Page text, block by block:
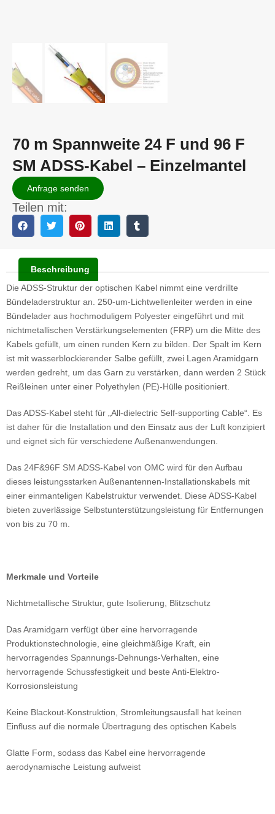
70 m Spannweite 24 F und 96 F
SM ADSS-Kabel – Einzelmantel
Anfrage senden
Teilen mit:
Beschreibung
Die ADSS-Struktur der optischen Kabel nimmt eine verdrillte
Bündeladerstruktur an. 250-um-Lichtwellenleiter werden in eine
Bündelader aus hochmoduligem Polyester eingeführt und mit
nichtmetallischen Verstärkungselementen (FRP) um die Mitte des
Kabels gefüllt, um einen runden Kern zu bilden. Der Spalt im Kern
ist mit wasserblockierender Salbe gefüllt, zwei Lagen Aramidgarn
werden gedreht, um das Garn zu verstärken, dann werden 2 Stück
Reißleinen unter einer Polyethylen (PE)-Hülle positioniert.
Das ADSS-Kabel steht für „All-dielectric Self-supporting Cable“. Es
ist daher für die Installation und den Einsatz aus der Luft konzipiert
und eignet sich für verschiedene Außenanwendungen.
Das 24F&96F SM ADSS-Kabel von OMC wird für den Aufbau
dieses leistungsstarken Außenantennen-Installationskabels mit
einer einmanteligen Kabelstruktur verwendet. Diese ADSS-Kabel
bieten zuverlässige Selbstunterstützungsleistung für Entfernungen
von bis zu 70 m.
Merkmale und Vorteile
Nichtmetallische Struktur, gute Isolierung, Blitzschutz
Das Aramidgarn verfügt über eine hervorragende
Produktionstechnologie, eine gleichmäßige Kraft, ein
hervorragendes Spannungs-Dehnungs-Verhalten, eine
hervorragende Schussfestigkeit und beste Anti-Elektro-
Korrosionsleistung
Keine Blackout-Konstruktion, Stromleitungsausfall hat keinen
Einfluss auf die normale Übertragung des optischen Kabels
Glatte Form, sodass das Kabel eine hervorragende
aerodynamische Leistung aufweist